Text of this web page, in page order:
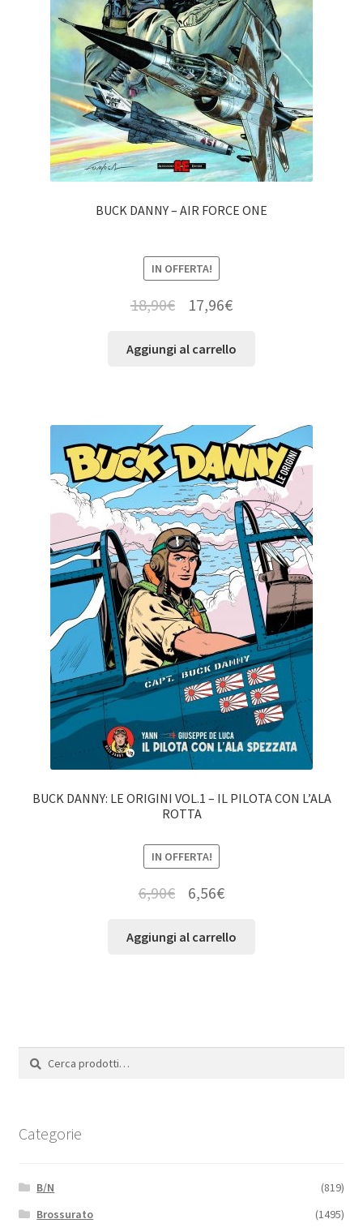
BUCK DANNY – AIR FORCE ONE
IN OFFERTA!
18,90€ 17,96€
Aggiungi al carrello
BUCK DANNY: LE ORIGINI VOL.1 – IL PILOTA CON L’ALA
ROTTA
IN OFFERTA!
6,90€ 6,56€
Aggiungi al carrello
Cerca:
Cerca
Categorie
B/N
(819)
Brossurato
(1495)